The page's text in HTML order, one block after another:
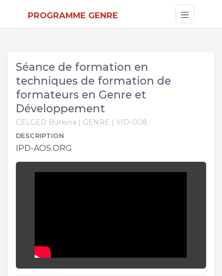
PROGRAMME GENRE
Séance de formation en
techniques de formation de
formateurs en Genre et
Développement
CELGED Burkina | GENRE | VID-008
DESCRIPTION
IPD-AOS.ORG